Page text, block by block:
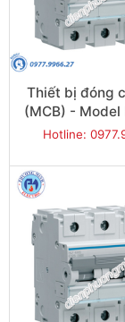
Thiết bị đóng
(MCB) - Model
Hotline: